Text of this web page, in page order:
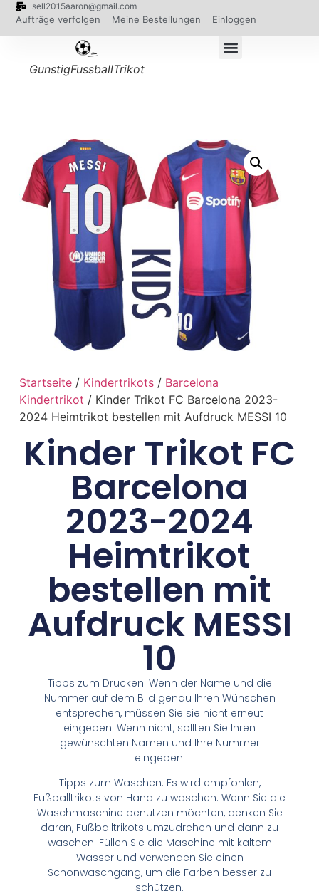
sell2015aaron@gmail.com
Aufträge verfolgen Meine Bestellungen Einloggen
GunstigFussballTrikot
Startseite/ Kindertrikots/ Barcelona
Kindertrikot / Kinder Trikot FC Barcelona 2023-
2024 Heimtrikot bestellen mit Aufdruck MESSI 10
Kinder Trikot FC
Barcelona
2023-2024
Heimtrikot
bestellen mit
Aufdruck MESSI
10
Tipps zum Drucken: Wenn der Name und die
Nummer auf dem Bild genau Ihren Wünschen
entsprechen, müssen Sie sie nicht erneut
eingeben. Wenn nicht, sollten Sie Ihren
gewünschten Namen und Ihre Nummer
eingeben.
Tipps zum Waschen: Es wird empfohlen,
Fußballtrikots von Hand zu waschen. Wenn Sie die
Waschmaschine benutzen möchten, denken Sie
daran, Fußballtrikots umzudrehen und dann zu
waschen. Füllen Sie die Maschine mit kaltem
Wasser und verwenden Sie einen
Schonwaschgang, um die Farben besser zu
schützen.